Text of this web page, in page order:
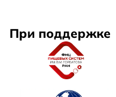
При поддержке